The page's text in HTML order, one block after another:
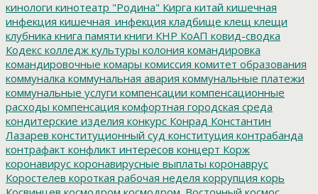
кинологи кинотеатр "Родина" Кирга китай кишечная
инфекция кишечная_инфекция кладбище клещ клещи
клубника книга памяти книги КНР КоАП ковид-сводка
Кодекс колледж культуры колония командировка
командировочные комары комиссия комитет образования
коммуналка коммунальная авария коммунальные платежи
коммунальные услуги компенсации компенсационные
расходы компенсация комфортная городская среда
кондитерские изделия конкурс Конрад Константин
Лазарев конституционный суд конституция контрабанда
контрафакт конфликт интересов концерт Корж
коронавирус коронавирусные выплаты коронаврус
Коростелев короткая рабочая неделя коррупция корь